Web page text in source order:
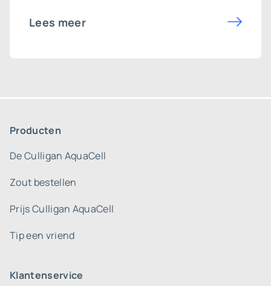
Lees meer
Producten
De Culligan AquaCell
Zout bestellen
Prijs Culligan AquaCell
Tip een vriend
Klantenservice